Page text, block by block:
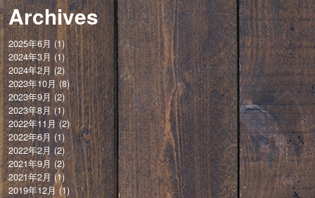
Archives
2025年6月(1)
2024年3月(1)
2024年2月 (2)
2023年10月(8)
2023年9月(2)
2023年8月(1)
2022年11月 (2)
2022年6月(1)
2022年2月(2)
2021年9月(2)
2021年2月(1)
2019年12月(1)